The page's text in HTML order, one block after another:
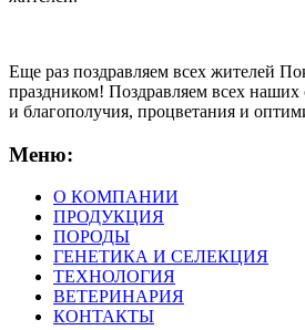
Еще раз поздравляем всех жителей
праздником! Поздравляем всех наших
и благополучия, процветания и
Меню:
О КОМПАНИИ
ПРОДУКЦИЯ
ПОРОДЫ
ГЕНЕТИКА И СЕЛЕКЦИЯ
ТЕХНОЛОГИЯ
ВЕТЕРИНАРИЯ
КОНТАКТЫ